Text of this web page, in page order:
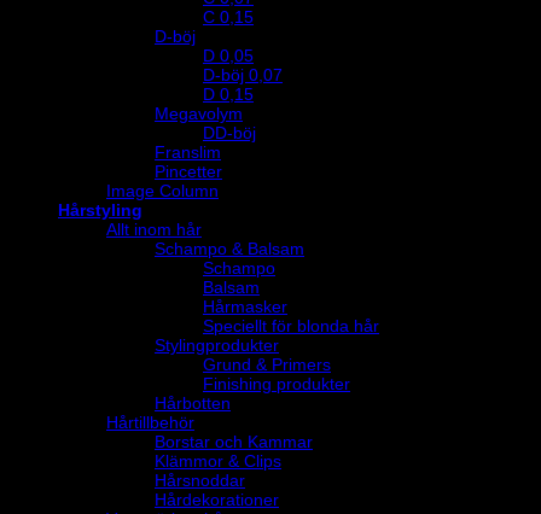
C 0,15
D-böj
D 0,05
D-böj 0,07
D 0,15
Megavolym
DD-böj
Franslim
Pincetter
Image Column
Hårstyling
Allt inom hår
Schampo & Balsam
Schampo
Balsam
Hårmasker
Speciellt för blonda hår
Stylingprodukter
Grund & Primers
Finishing produkter
Hårbotten
Hårtillbehör
Borstar och Kammar
Klämmor & Clips
Hårsnoddar
Hårdekorationer